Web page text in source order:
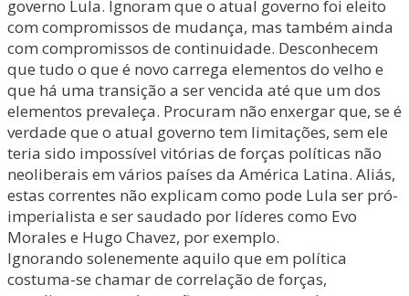
governo Lula. Ignoram que o atual governo foi eleito
com compromissos de mudança, mas também ainda
com compromissos de continuidade. Desconhecem
que tudo o que é novo carrega elementos do velho e
que há uma transição a ser vencida até que um dos
elementos prevaleça. Procuram não enxergar que, se é
verdade que o atual governo tem limitações, sem ele
teria sido impossível vitórias de forças políticas não
neoliberais em vários países da América Latina. Aliás,
estas correntes não explicam como pode Lula ser pró-
imperialista e ser saudado por líderes como Evo
Morales e Hugo Chavez, por exemplo.
Ignorando solenemente aquilo que em política
costuma-se chamar de correlação de forças,